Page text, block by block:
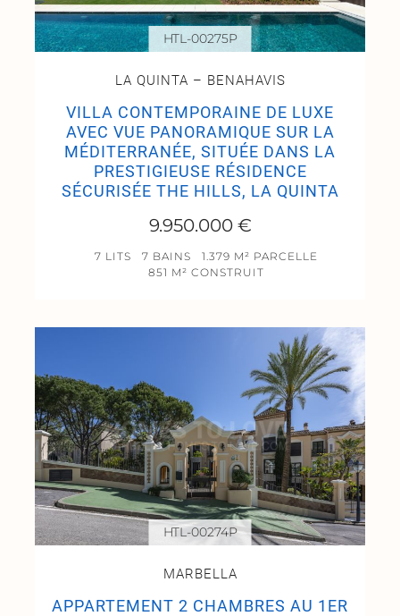
LA QUINTA – BENAHAVIS
VILLA CONTEMPORAINE DE LUXE
AVEC VUE PANORAMIQUE SUR LA
MÉDITERRANÉE, SITUÉE DANS LA
PRESTIGIEUSE RÉSIDENCE
SÉCURISÉE THE HILLS, LA QUINTA
9.950.000 €
7 LITS 7 BAINS
1.379 M² PARCELLE
851 M² CONSTRUIT
HTL-00275P
MARBELLA
APPARTEMENT 2 CHAMBRES AU 1ER
HTL-00274P